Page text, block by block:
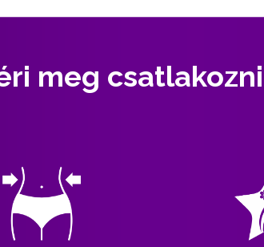
meg